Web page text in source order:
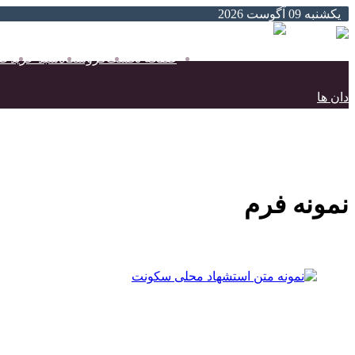
یکشنبه 09 آگوست 2026
صفحه نخستفروشگاهسبد خرید
نمونه فرم